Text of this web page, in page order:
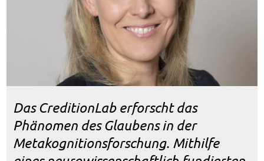
Das CreditionLab erforscht das
Phänomen des Glaubens in der
Metakognitionsforschung. Mithilfe